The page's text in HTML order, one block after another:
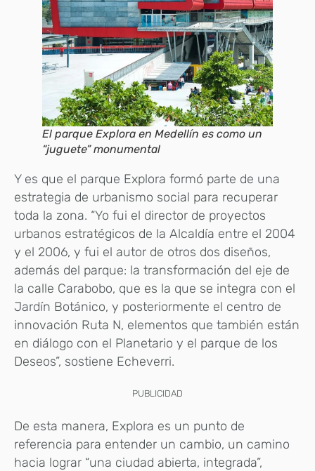
El parque Explora en Medellín es como un
“juguete” monumental
Y es que el parque Explora formó parte de una
estrategia de urbanismo social para recuperar
toda la zona. “Yo fui el director de proyectos
urbanos estratégicos de la Alcaldía entre el 2004
y el 2006, y fui el autor de otros dos diseños,
además del parque: la transformación del eje de
la calle Carabobo, que es la que se integra con el
Jardín Botánico, y posteriormente el centro de
innovación Ruta N, elementos que también están
en diálogo con el Planetario y el parque de los
Deseos”, sostiene Echeverri.
PUBLICIDAD
De esta manera, Explora es un punto de
referencia para entender un cambio, un camino
hacia lograr “una ciudad abierta, integrada”,